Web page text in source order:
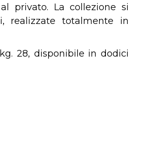
privato. La collezione si
realizzate totalmente in
28, disponibile in dodici